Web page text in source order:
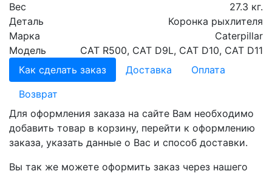
Вес
27.3 кг.
Деталь
Коронка рыхлителя
Марка
Caterpillar
Модель
CAT R500, CAT D9L, CAT D10, CAT D11
Как сделать заказ
Доставка
Оплата
Возврат
Для оформления заказа на сайте Вам необходимо
добавить товар в корзину, перейти к оформлению
заказа, указать данные о Вас и способ доставки.
Вы так же можете оформить заказ через нашего